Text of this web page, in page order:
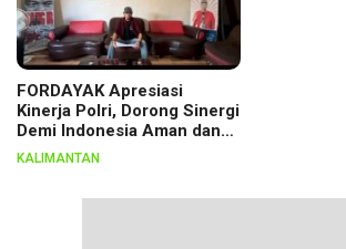
FORDAYAK Apresiasi
Kinerja Polri, Dorong Sinergi
Demi Indonesia Aman dan
Berkeadilan
KALIMANTAN